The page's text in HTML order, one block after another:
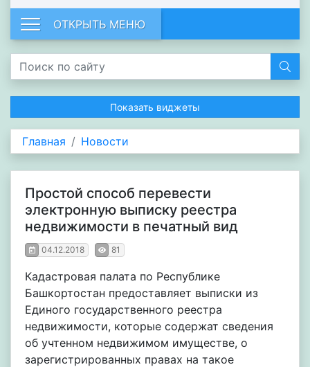
ОТКРЫТЬ МЕНЮ
Показать виджеты
Главная Новости
Простой способ перевести
электронную выписку реестра
недвижимости в печатный вид
04.12.2018 81
Кадастровая палата по Республике
Башкортостан предоставляет выписки из
Единого государственного реестра
недвижимости, которые содержат сведения
об учтенном недвижимом имуществе, о
зарегистрированных правах на такое